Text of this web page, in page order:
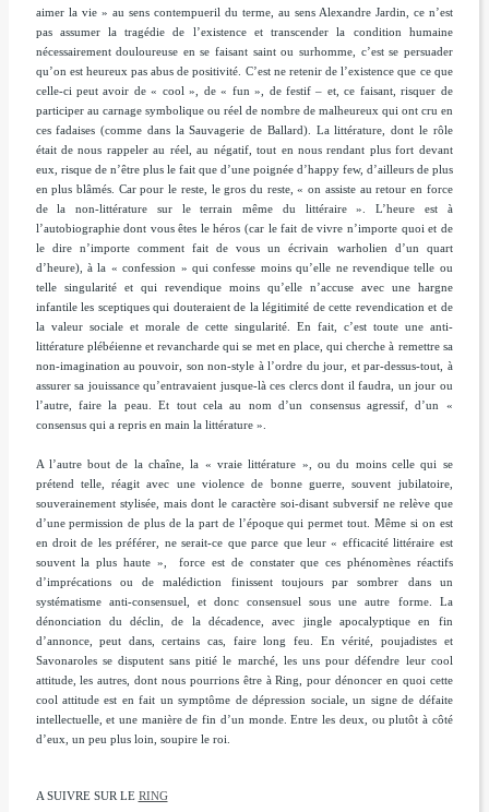
aimer la vie » au sens contempueril du terme, au sens Alexandre Jardin, ce n’est
pas assumer la tragédie de l’existence et transcender la condition humaine
nécessairement douloureuse en se faisant saint ou surhomme, c’est se persuader
qu’on est heureux pas abus de positivité. C’est ne retenir de l’existence que ce que
celle-ci peut avoir de « cool », de « fun », de festif – et, ce faisant, risquer de
participer au carnage symbolique ou réel de nombre de malheureux qui ont cru en
ces fadaises (comme dans laSauvagerie de Ballard). La littérature, dont le rôle
était de nous rappeler au réel, au négatif, tout en nous rendant plus fort devant
eux, risque de n’être plus le fait que d’une poignée d’happy few, d’ailleurs de plus
en plus blâmés. Car pour le reste, le gros du reste,« on assiste au retour en force
de la non-littérature sur le terrain même du littéraire »
. L’heure est à
l’autobiographie dont vous êtes le héros (car le fait de vivre n’importe quoi et de
le dire n’importe comment fait de vous un écrivain warholien d’un quart
d’heure), à la « confession » qui confesse moins qu’elle ne revendique telle ou
telle singularité et qui revendique moins qu’elle n’accuse avec une hargne
infantile les sceptiques qui douteraient de la légitimité de cette revendication et de
la valeur sociale et morale de cette singularité. En fait, c’est toute une anti-
littérature plébéienne et revancharde qui se met en place, qui cherche à remettre sa
non-imagination au pouvoir, son non-style à l’ordre du jour, et par-dessus-tout, à
assurer sa jouissance qu’entravaient jusque-là ces clercs dont il faudra, un jour ou
l’autre, faire la peau. Et tout cela au nom d’un consensus agressif, d’un «
consensus qui a repris en main la littérature ».
A l’autre bout de la chaîne, la « vraie littérature », ou du moins celle qui se
prétend telle, réagit avec une violence de bonne guerre, souvent jubilatoire,
souverainement stylisée, mais dont le caractère soi-disant subversif ne relève que
d’une permission de plus de la part de l’époque qui permet tout. Même si on est
en droit de les préférer, ne serait-ce que parce que leur « efficacité littéraire est
souvent la plus haute », force est de constater que ces phénomènes réactifs
d’imprécations ou de malédiction finissent toujours par sombrer dans un
systématisme anti-consensuel, et donc consensuel sous une autre forme. La
dénonciation du déclin, de la décadence, avec jingle apocalyptique en fin
d’annonce, peut dans, certains cas, faire long feu. En vérité, poujadistes et
Savonaroles se disputent sans pitié le marché, les uns pour défendre leur cool
attitude, les autres, dont nous pourrions être à Ring, pour dénoncer en quoi cette
cool attitude est en fait un symptôme de dépression sociale, un signe de défaite
intellectuelle, et une manière de fin d’un monde. Entre les deux, ou plutôt à côté
d’eux, un peu plus loin, soupire le roi.
A SUIVRE SUR LE RING